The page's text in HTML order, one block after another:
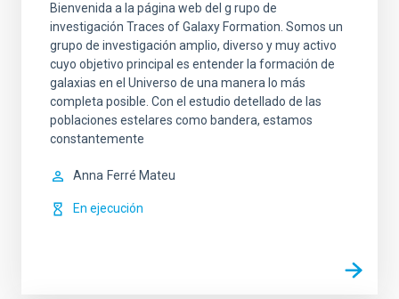
Bienvenida a la página web del g rupo de
investigación Traces of Galaxy Formation. Somos un
grupo de investigación amplio, diverso y muy activo
cuyo objetivo principal es entender la formación de
galaxias en el Universo de una manera lo más
completa posible. Con el estudio detellado de las
poblaciones estelares como bandera, estamos
constantemente
Anna Ferré Mateu
En ejecución